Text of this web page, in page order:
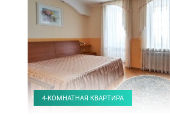
4-КОМНАТНАЯ КВАРТИРА